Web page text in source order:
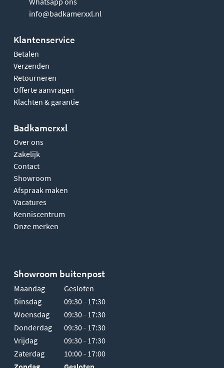
info@badkamerxxl.nl
Klantenservice
Betalen
Verzenden
Retourneren
Offerte aanvragen
Klachten & garantie
Badkamerxxl
Over ons
Zakelijk
Contact
Showroom
Afspraak maken
Vacatures
Kenniscentrum
Onze merken
Showroom buitenpost
Maandag
Gesloten
Dinsdag
09:30 - 17:30
Woensdag
09:30 - 17:30
Donderdag
09:30 - 17:30
Vrijdag
09:30 - 17:30
Zaterdag
10:00 - 17:00